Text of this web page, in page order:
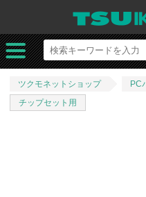
ツクモネットショップ PC
チップセット用